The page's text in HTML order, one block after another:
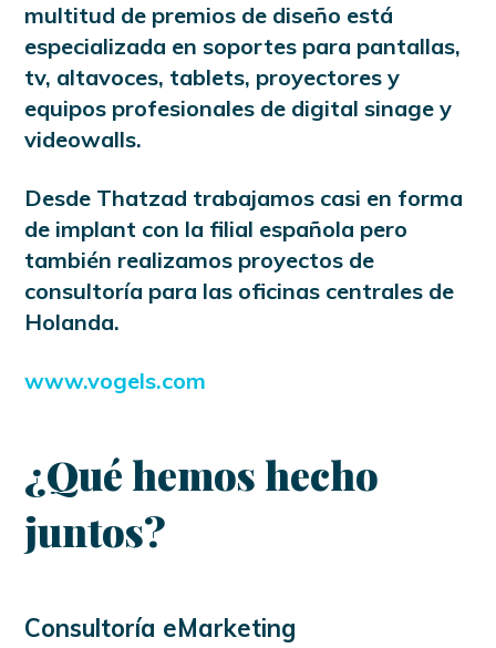
multitud de premios de diseño está
especializada en soportes para pantallas,
tv, altavoces, tablets, proyectores y
equipos profesionales de digital sinage y
videowalls.
Desde Thatzad trabajamos casi en forma
de implant con la filial española pero
también realizamos proyectos de
consultoría para las oficinas centrales de
Holanda.
www.vogels.com
¿Qué hemos hecho
juntos?
Consultoría eMarketing